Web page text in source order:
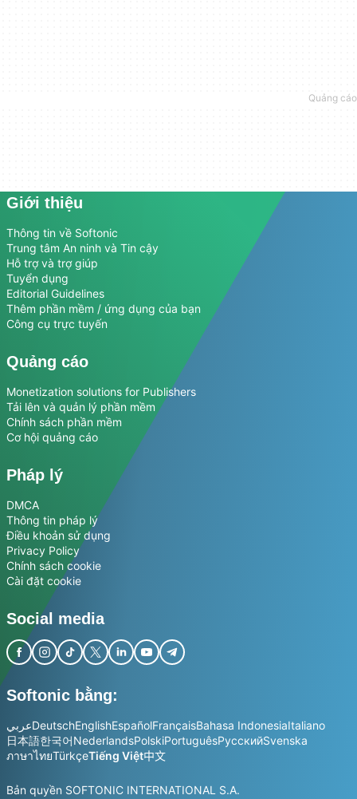
Giới thiệu
Thông tin về Softonic
Trung tâm An ninh và Tin cậy
Hỗ trợ và trợ giúp
Tuyển dụng
Editorial Guidelines
Thêm phần mềm / ứng dụng của bạn
Công cụ trực tuyến
Quảng cáo
Monetization solutions for Publishers
Tải lên và quản lý phần mềm
Chính sách phần mềm
Cơ hội quảng cáo
Pháp lý
DMCA
Thông tin pháp lý
Điều khoản sử dụng
Privacy Policy
Chính sách cookie
Cài đặt cookie
Social media
Softonic bằng:
عربيDeutschEnglishEspañolFrançaisBahasa IndonesiaItaliano
日本語한국어NederlandsPolskiPortuguêsРусскийSvenska
ภาษาไทยTürkçeTiếng Việt中文
Bản quyền SOFTONIC INTERNATIONAL S.A.